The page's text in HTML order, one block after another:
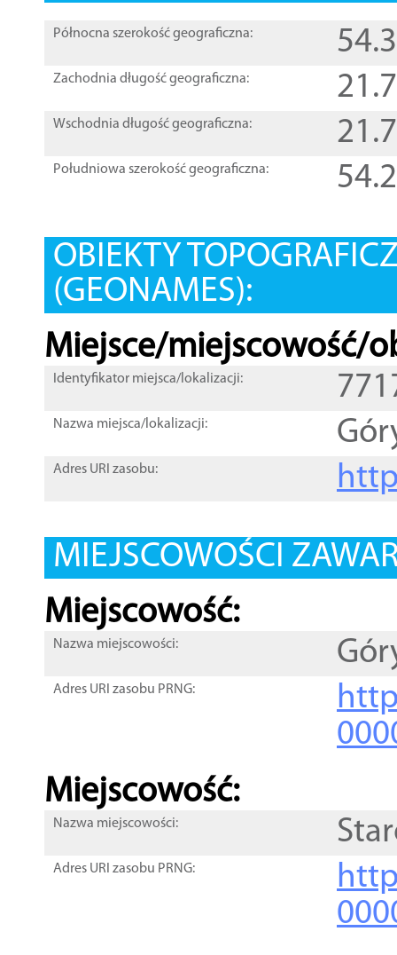
Północna szerokość geograficzna:
Zachodnia długość geograficzna:
Wschodnia długość geograficzna:
Południowa szerokość geograficzna:
OBIEKTY
(GEONAMES):
Miejsce/miejscowość/
Identyfikator miejsca/lokalizacji:
Nazwa miejsca/lokalizacji:
Adres URI zasobu:
MIEJSCOWOŚCI
Miejscowość:
Nazwa miejscowości:
Adres URI zasobu PRNG:
Miejscowość:
Nazwa miejscowości:
Adres URI zasobu PRNG: